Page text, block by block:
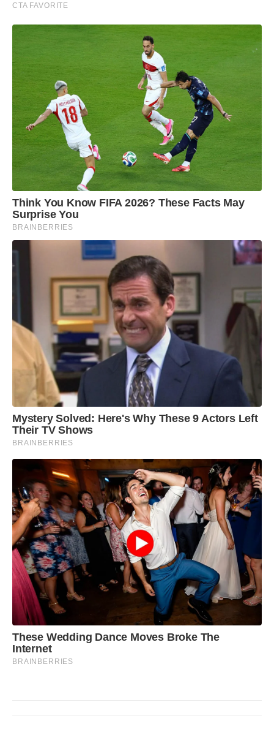
CTA FAVORITE
Think You Know FIFA 2026? These Facts May
Surprise You
BRAINBERRIES
Mystery Solved: Here's Why These 9 Actors Left
Their TV Shows
BRAINBERRIES
These Wedding Dance Moves Broke The
Internet
BRAINBERRIES